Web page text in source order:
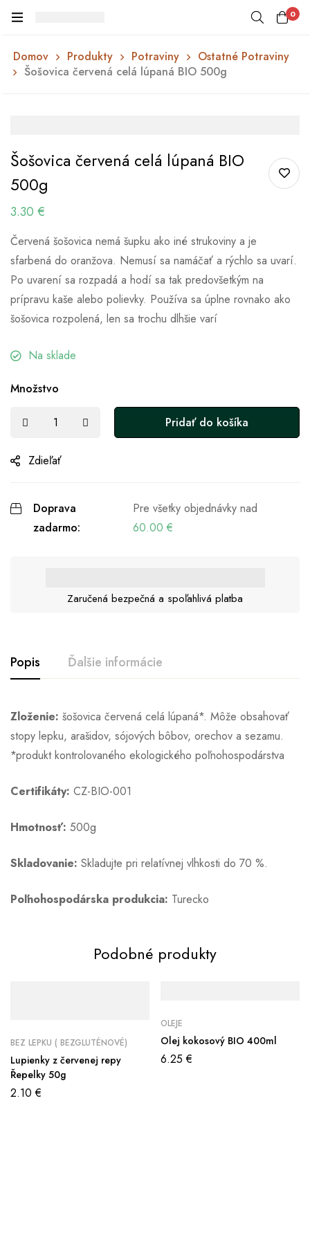
0
Domov Produkty Potraviny
Ostatné Potraviny
Šošovica červená celá lúpaná BIO 500g
Šošovica červená celá lúpaná BIO
500g
3.30 €
Červená šošovica nemá šupku ako iné strukoviny a je
sfarbená do oranžova. Nemusí sa namáčať a rýchlo sa uvarí.
Po uvarení sa rozpadá a hodí sa tak predovšetkým na
prípravu kaše alebo polievky. Používa sa úplne rovnako ako
šošovica rozpolená, len sa trochu dlhšie varí
Na sklade
Množstvo
Pridať do košíka
Zdieľať
Doprava
zadarmo:
Pre všetky objednávky nad
60.00 €
Zaručená bezpečná a spoľahlivá platba
Popis Ďalšie informácie
Zloženie: šošovica červená celá lúpaná*. Môže obsahovať
stopy lepku, arašidov, sójových bôbov, orechov a sezamu.
*produkt kontrolovaného ekologického poľnohospodárstva
Certifikáty: CZ-BIO-001
Hmotnosť: 500g
Skladovanie: Skladujte pri relatívnej vlhkosti do 70 %.
Poľnohospodárska produkcia: Turecko
Podobné produkty
BEZ LEPKU ( BEZGLUTÉNOVÉ)
Lupienky z červenej repy
Řepelky 50g
2.10€
OLEJE
Olej kokosový BIO 400ml
6.25€